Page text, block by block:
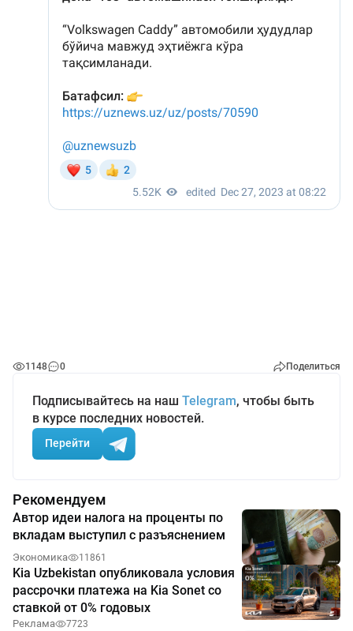
1148 0 Поделиться
Подписывайтесь на наш Telegram, чтобы быть
в курсе последних новостей.
Перейти
Рекомендуем
Автор идеи налога на проценты по
вкладам выступил с разъяснением
Экономика 11861
Kia Uzbekistan опубликовала условия
рассрочки платежа на Kia Sonet со
ставкой от 0% годовых
Реклама 7723